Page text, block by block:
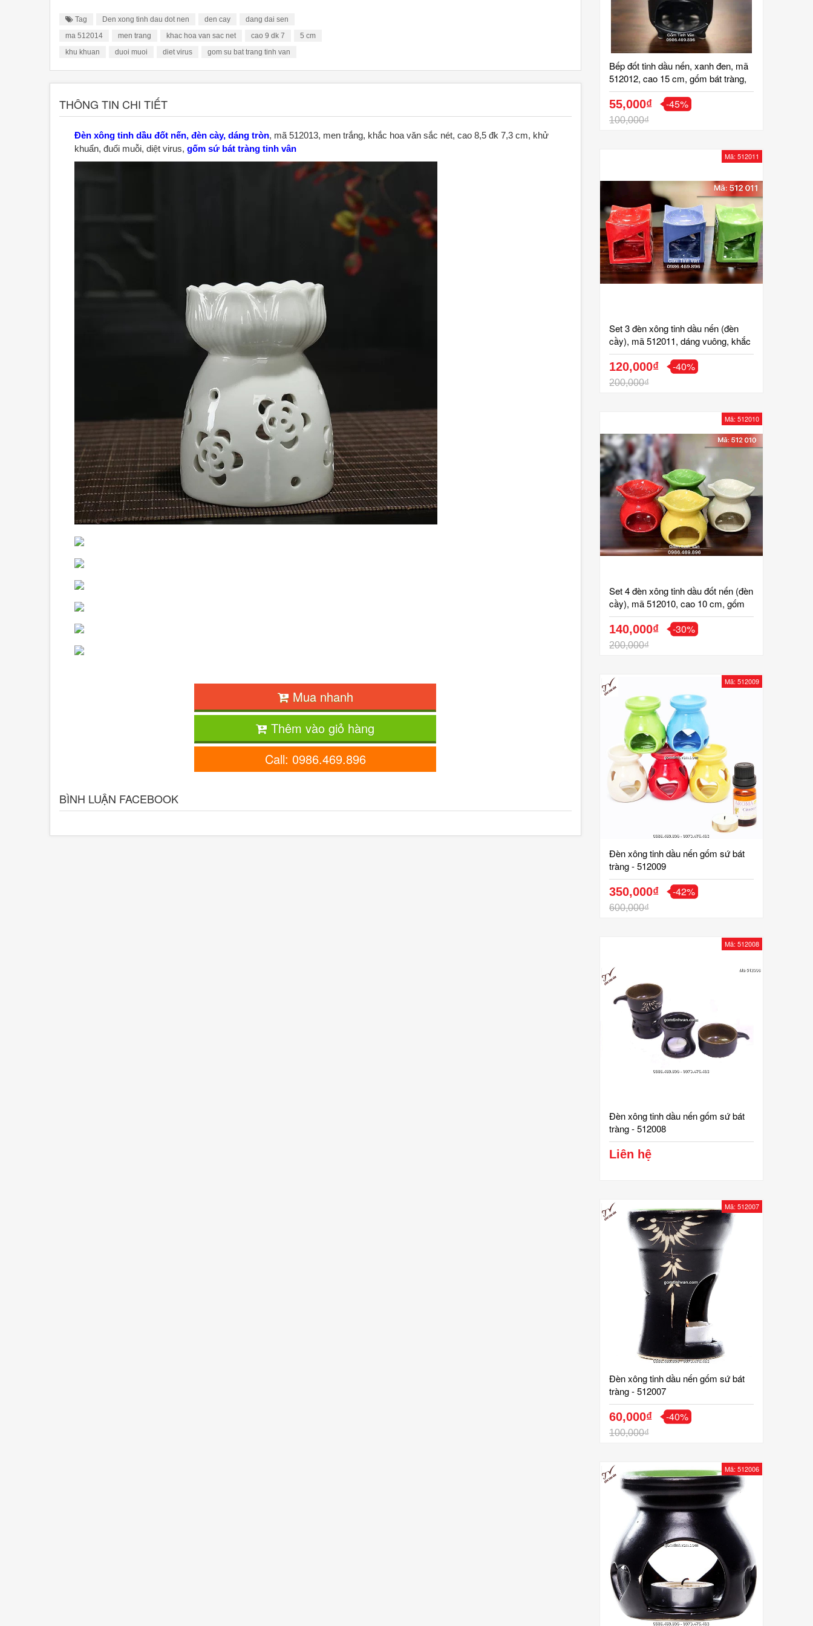
Tag Den xong tinh dau dot nen den cay
dang dai sen
ma 512014
men trang khac hoa van sac net cao 9 dk 7
5 cm
khu khuan
duoi muoi diet virus gom su bat trang tinh van
THÔNG TIN CHI TIẾT
Đèn xông tinh dầu đốt nến, đèn cày, dáng tròn, mã 512013, men trắng, khắc hoa văn sắc nét, cao 8,5 đk 7,3 cm, khử
khuẩn, đuổi muỗi, diệt virus, gốm sứ bát tràng tinh vân
Mua nhanh
Thêm vào giỏ hàng
Call: 0986.469.896
BÌNH LUẬN FACEBOOK
Bếp đốt tinh dầu nến, xanh đen, mã
512012, cao 15 cm, gốm bát tràng,
tinh vân
55,000₫
100,000₫
-45%
Mã: 512011
Set 3 đèn xông tinh dầu nến (đèn
cầy), mã 512011, dáng vuông, khắc
hoa văn, gốm bát tràng, tinh vân
120,000₫
200,000₫
-40%
Mã: 512010
Set 4 đèn xông tinh dầu đốt nến (đèn
cầy), mã 512010, cao 10 cm, gốm
bát tràng, tinh vân
140,000₫
200,000₫
-30%
Mã: 512009
Đèn xông tinh dầu nến gốm sứ bát
tràng - 512009
350,000₫
600,000₫
-42%
Mã: 512008
Đèn xông tinh dầu nến gốm sứ bát
tràng - 512008
Liên hệ
Mã: 512007
Đèn xông tinh dầu nến gốm sứ bát
tràng - 512007
60,000₫
100,000₫
-40%
Mã: 512006